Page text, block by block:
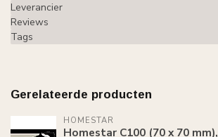
Leverancier
Reviews
Tags
Gerelateerde producten
HOMESTAR
Homestar C100 (70 x 70 mm),